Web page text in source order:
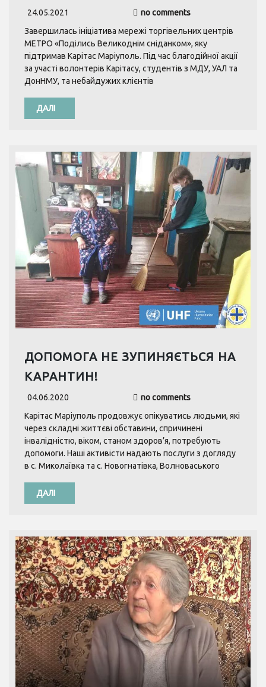
24.05.2021
no comments
Завершилась ініціатива мережі торгівельних центрів
МЕТРО «Поділись Великоднім сніданком», яку
підтримав Карітас Маріуполь. Під час благодійної акції
за участі волонтерів Карітасу, студентів з МДУ, УАЛ та
ДонНМУ, та небайдужих клієнтів
ДАЛІ
ДОПОМОГА НЕ ЗУПИНЯЄТЬСЯ НА
КАРАНТИН!
04.06.2020
no comments
Карітас Маріуполь продовжує опікуватись людьми, які
через складні життєві обставини, спричинені
інвалідністю, віком, станом здоров’я, потребують
допомоги. Наші активісти надають послуги з догляду
в с. Миколаївка та с. Новогнатівка, Волноваського
ДАЛІ